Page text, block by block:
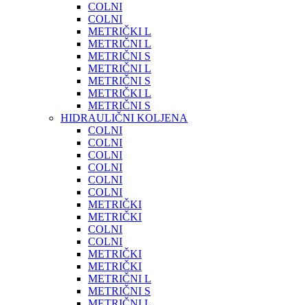
COLNI
COLNI
METRIČKI L
METRIČNI L
METRIČNI S
METRIČNI L
METRIČNI S
METRIČKI L
METRIČNI S
HIDRAULIČNI KOLJENA
COLNI
COLNI
COLNI
COLNI
COLNI
COLNI
METRIČKI
METRIČKI
COLNI
COLNI
METRIČKI
METRIČKI
METRIČNI L
METRIČNI S